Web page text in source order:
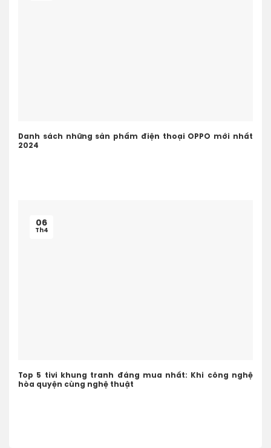
Danh sách những sản phẩm điện thoại OPPO mới nhất
2024
Top 5 tivi khung tranh đáng mua nhất: Khi công nghệ
hòa quyện cùng nghệ thuật
06
Th4